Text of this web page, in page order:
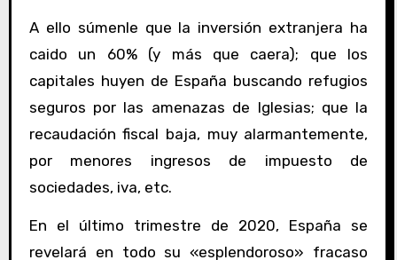
A ello súmenle que la inversión extranjera ha
caido un 60% (y más que caera); que los
capitales huyen de España buscando refugios
seguros por las amenazas de Iglesias; que la
recaudación fiscal baja, muy alarmantemente,
por menores ingresos de impuesto de
sociedades, iva, etc.
En el último trimestre de 2020, España se
revelará en todo su «esplendoroso» fracaso